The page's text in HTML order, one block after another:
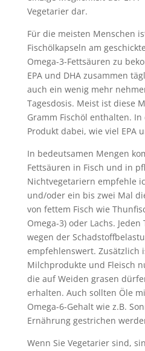
Vegetarier dar.
Für die meisten Menschen
Fischölkapseln am
Omega-3-Fettsäuren zu
EPA und DHA zusammen
auch ein wenig mehr
Tagesdosis. Meist ist diese
Gramm Fischöl enthalten.
Produkt dabei, wie viel EPA
In bedeutsamen Mengen
Fettsäuren in Fisch und in
Nichtvegetariern empfehle
und/oder ein bis zwei Mal
von fettem Fisch wie
Omega-3) oder Lachs.
wegen der
empfehlenswert. Zusätzlich
Milchprodukte und Fleisch
die auf Weiden grasen
erhalten. Auch sollten Öle
Omega-6-Gehalt wie z.B.
Ernährung gestrichen
Wenn Sie Vegetarier sind,